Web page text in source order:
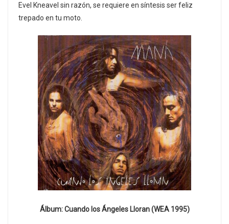
Evel Kneavel sin razón, se requiere en síntesis ser feliz
trepado en tu moto.
Álbum: Cuando los Ángeles Lloran (WEA 1995)